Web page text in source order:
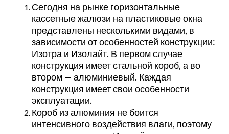
Сегодня на рынке горизонтальные
кассетные жалюзи на пластиковые окна
представлены несколькими видами, в
зависимости от особенностей конструкции:
Изотра и Изолайт. В первом случае
конструкция имеет стальной короб, а во
втором — алюминиевый. Каждая
конструкция имеет свои особенности
эксплуатации.
Короб из алюминия не боится
интенсивного воздействия влаги, поэтому